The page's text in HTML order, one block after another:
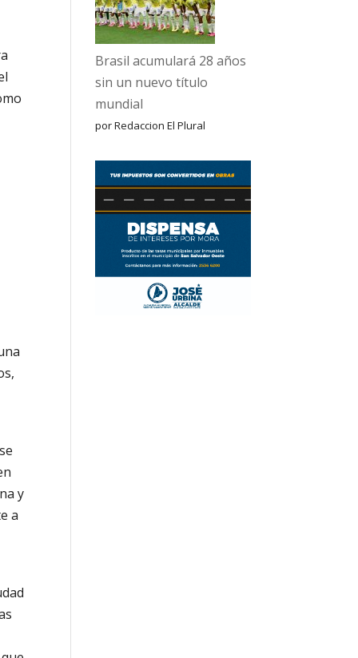
y
a
Brasil acumulará 28 años
sin un nuevo título
mundial
por Redaccion El Plural